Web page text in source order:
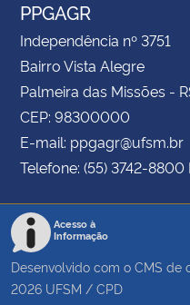
PPGAGR
Independência nº 3751
Bairro Vista Alegre
Palmeira das Missões -
CEP: 98300000
E-mail: ppgagr@ufsm.br
Telefone: (55) 3742-8800
Acesso à
Informação
Desenvolvido com o CMS de
2026 UFSM / CPD